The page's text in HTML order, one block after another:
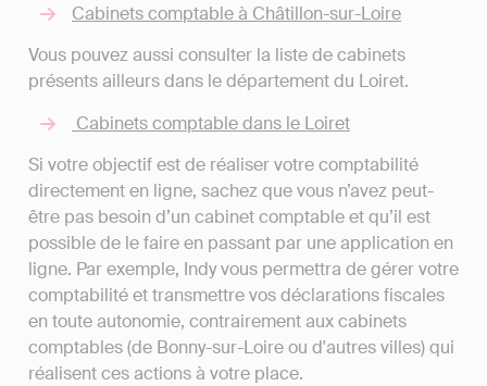
Cabinets comptable à Châtillon-sur-Loire
Vous pouvez aussi consulter la liste de cabinets
présents ailleurs dans le département du Loiret.
Cabinets comptable dans le Loiret
Si votre objectif est de réaliser votre comptabilité
directement en ligne, sachez que vous n’avez peut-
être pas besoin d’un cabinet comptable et qu’il est
possible de le faire en passant par une application en
ligne. Par exemple, Indy vous permettra de gérer votre
comptabilité et transmettre vos déclarations fiscales
en toute autonomie, contrairement aux cabinets
comptables (de Bonny-sur-Loire ou d'autres villes) qui
réalisent ces actions à votre place.